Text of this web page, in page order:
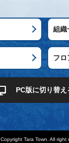
組織
フロ
PC版に切り替え
Copyright Tara Town. All right